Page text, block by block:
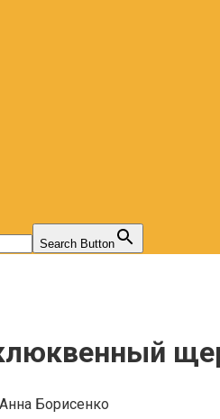
Search Button
Анна Борисенко